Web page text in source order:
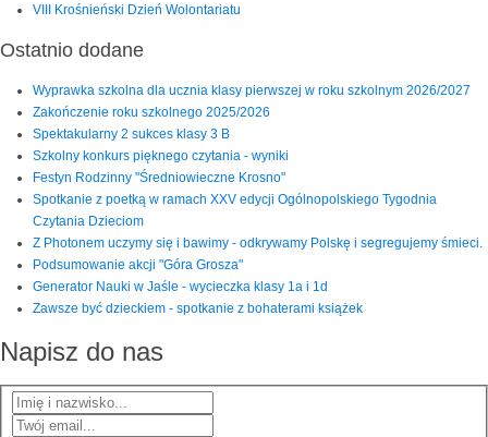
VIII Krośnieński Dzień Wolontariatu
Ostatnio dodane
Wyprawka szkolna dla ucznia klasy pierwszej w roku szkolnym 2026/2027
Zakończenie roku szkolnego 2025/2026
Spektakularny 2 sukces klasy 3 B
Szkolny konkurs pięknego czytania - wyniki
Festyn Rodzinny "Średniowieczne Krosno"
Spotkanie z poetką w ramach XXV edycji Ogólnopolskiego Tygodnia
Czytania Dzieciom
Z Photonem uczymy się i bawimy - odkrywamy Polskę i segregujemy śmieci.
Podsumowanie akcji "Góra Grosza"
Generator Nauki w Jaśle - wycieczka klasy 1a i 1d
Zawsze być dzieckiem - spotkanie z bohaterami książek
Napisz do nas